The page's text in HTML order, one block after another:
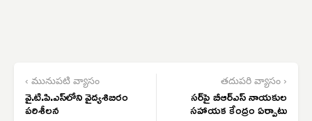
‹ మునుపటి వ్యాసం
వై.టి.పి.ఎస్‌లోని వైద్యశిబిరం
పరిశీలన
తదుపరి వ్యాసం ›
సర్‌పై బీఆర్‌ఎస్ నాయకుల
సహాయక కేంద్రం ఏర్పాటు